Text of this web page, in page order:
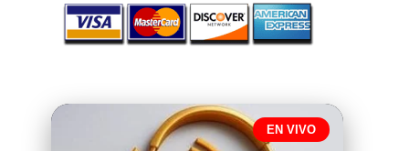
EN VIVO